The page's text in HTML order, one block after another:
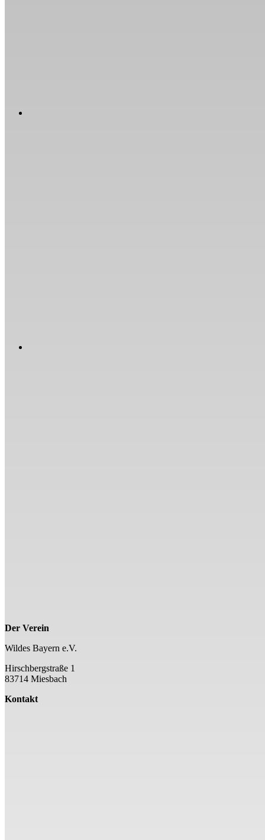
Der Verein
Wildes Bayern e.V.
Hirschbergstraße 1
83714 Miesbach
Kontakt